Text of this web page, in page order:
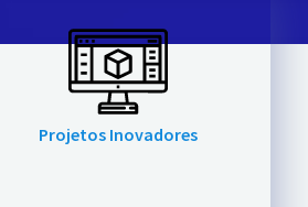
Projetos Inovadores